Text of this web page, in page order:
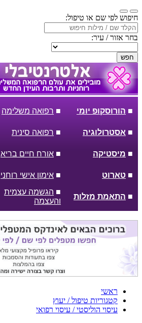
חיפוש לפי שם או טיפול:
בחר אזור / עיר:
חפש
■ הורוסקופ יומי ■ רפואה משלימה
■ אסטרולוגיה ■ רפואה סינית
■ מיסטיקה ■ אורח חיים בריא
■ טארוט ■ אימון אישי רוחני
■ התאמת מזלות
■ הגשמה עצמית
והעצמה
ראשי
קטגוריות טיפול / יעוץ
עיסוי הוליסטי / עיסוי רפואי